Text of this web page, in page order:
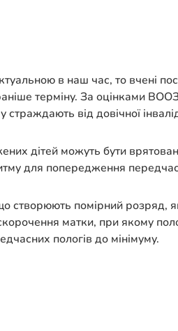
в наш час, то вчені
терміну. За оцінками
від довічної
дітей можуть бути
для попередження
створюють помірний розряд,
матки, при якому
пологів до мінімуму.